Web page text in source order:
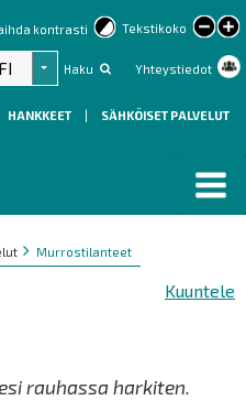
Tekstikoko
text
kontrasti
Haku Yhteystiedot
FI Listaa lisätoiminnot
HANKKEET | SÄHKÖISET PALVELUT
Murrostilanteet
Kuuntele
rauhassa harkiten.